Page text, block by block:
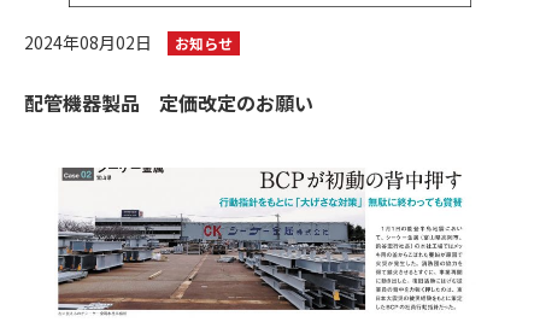
2024年08月02日 お知らせ
配管機器製品 定価改定のお願い